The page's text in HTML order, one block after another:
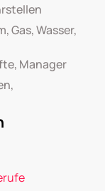
Gas, Wasser,
Manager